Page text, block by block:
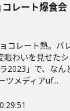
コレート爆食会
コレート熱。バ
賑わいを見せた
2023」で、なん
ツメディアuf...